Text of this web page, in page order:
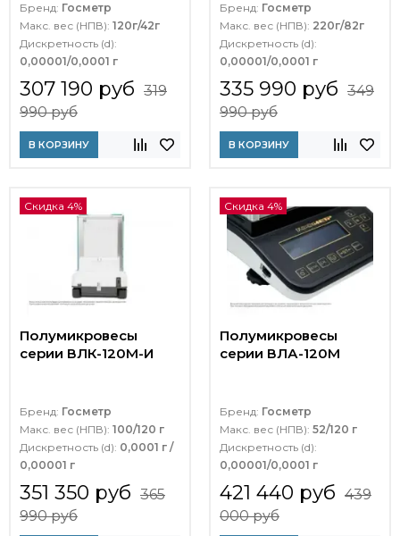
Бренд: Госметр
Макс. вес (НПВ): 120г/42г
Дискретность (d):
0,00001/0,0001 г
307 190 руб 319
990 руб
В КОРЗИНУ
Бренд: Госметр
Макс. вес (НПВ): 220г/82г
Дискретность (d):
0,00001/0,0001 г
335 990 руб 349
990 руб
В КОРЗИНУ
Скидка 4%
Полумикровесы
серии ВЛК-120М-И
Бренд: Госметр
Макс. вес (НПВ): 100/120 г
Дискретность (d): 0,0001 г /
0,00001 г
351 350 руб 365
990 руб
Скидка 4%
Полумикровесы
серии ВЛА-120М
Бренд: Госметр
Макс. вес (НПВ): 52/120 г
Дискретность (d):
0,00001/0,0001 г
421 440 руб 439
000 руб